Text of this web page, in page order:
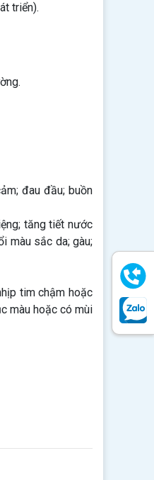
triển).
đau đầu; buồn
tăng tiết nước
màu sắc da; gàu;
tim chậm hoặc
màu hoặc có mùi